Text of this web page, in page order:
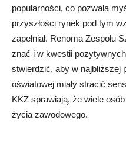
popularności, co pozwala
przyszłości rynek pod tym
zapełniał. Renoma Zespołu
znać i w kwestii
stwierdzić, aby w najbliższej
oświatowej miały stracić
KKZ sprawiają, że wiele
życia zawodowego.